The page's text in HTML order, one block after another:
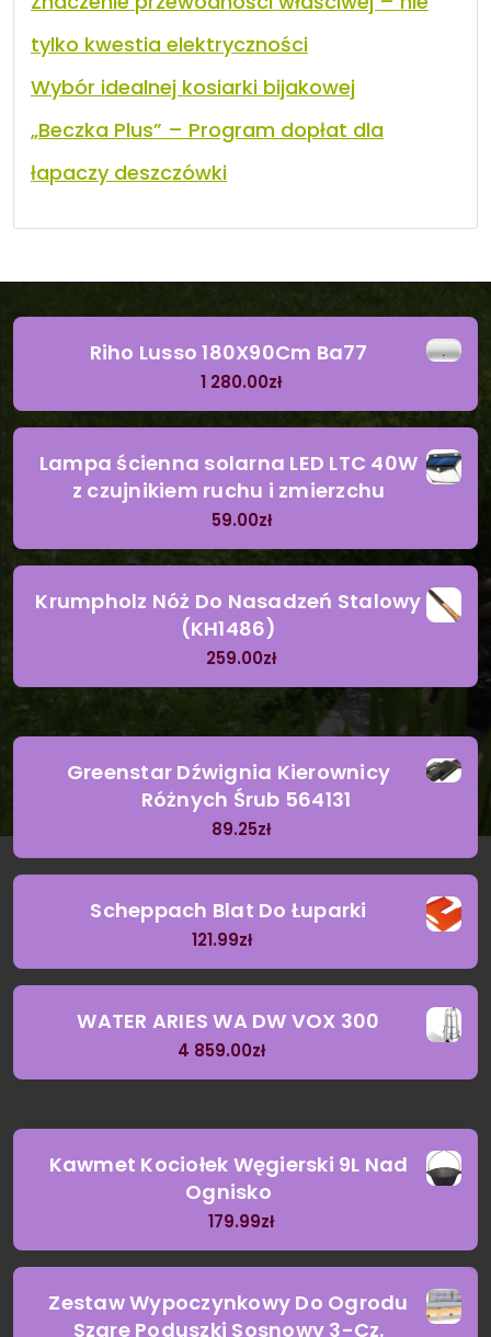
tylko kwestia elektryczności
Wybór idealnej kosiarki bijakowej
„Beczka Plus” – Program dopłat dla
łapaczy deszczówki
Riho Lusso 180X90Cm Ba77
1 280.00zł
Lampa ścienna solarna LED LTC 40W
z czujnikiem ruchu i zmierzchu
59.00zł
Krumpholz Nóż Do Nasadzeń Stalowy
(KH1486)
259.00zł
Greenstar Dźwignia Kierownicy
Różnych Śrub 564131
89.25zł
Scheppach Blat Do Łuparki
121.99zł
WATER ARIES WA DW VOX 300
4 859.00zł
Kawmet Kociołek Węgierski 9L Nad
Ognisko
179.99zł
Zestaw Wypoczynkowy Do Ogrodu
Szare Poduszki Sosnowy 3-Cz.